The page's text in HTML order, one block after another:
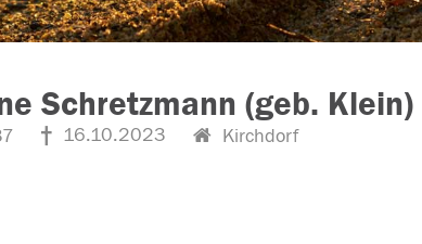
Schretzmann (geb. Klein)
16.10.2023 Kirchdorf